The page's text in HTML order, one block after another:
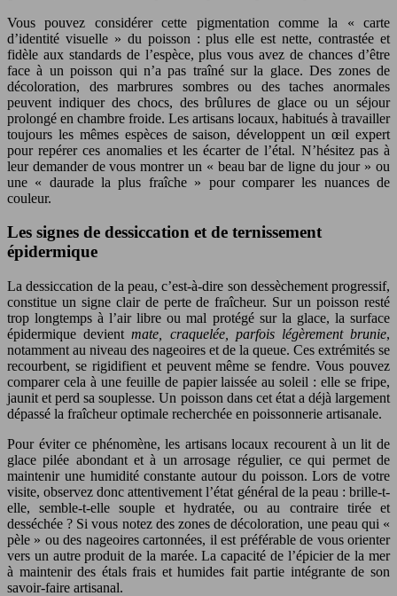
Vous pouvez considérer cette pigmentation comme la « carte
d’identité visuelle » du poisson : plus elle est nette, contrastée et
fidèle aux standards de l’espèce, plus vous avez de chances d’être
face à un poisson qui n’a pas traîné sur la glace. Des zones de
décoloration, des marbrures sombres ou des taches anormales
peuvent indiquer des chocs, des brûlures de glace ou un séjour
prolongé en chambre froide. Les artisans locaux, habitués à travailler
toujours les mêmes espèces de saison, développent un œil expert
pour repérer ces anomalies et les écarter de l’étal. N’hésitez pas à
leur demander de vous montrer un « beau bar de ligne du jour » ou
une « daurade la plus fraîche » pour comparer les nuances de
couleur.
Les signes de dessiccation et de ternissement
épidermique
La dessiccation de la peau, c’est-à-dire son dessèchement progressif,
constitue un signe clair de perte de fraîcheur. Sur un poisson resté
trop longtemps à l’air libre ou mal protégé sur la glace, la surface
épidermique devientmate, craquelée, parfois légèrement brunie,
notamment au niveau des nageoires et de la queue. Ces extrémités se
recourbent, se rigidifient et peuvent même se fendre. Vous pouvez
comparer cela à une feuille de papier laissée au soleil : elle se fripe,
jaunit et perd sa souplesse. Un poisson dans cet état a déjà largement
dépassé la fraîcheur optimale recherchée en poissonnerie artisanale.
Pour éviter ce phénomène, les artisans locaux recourent à un lit de
glace pilée abondant et à un arrosage régulier, ce qui permet de
maintenir une humidité constante autour du poisson. Lors de votre
visite, observez donc attentivement l’état général de la peau : brille-t-
elle, semble-t-elle souple et hydratée, ou au contraire tirée et
desséchée ? Si vous notez des zones de décoloration, une peau qui «
pèle » ou des nageoires cartonnées, il est préférable de vous orienter
vers un autre produit de la marée. La capacité de l’épicier de la mer
à maintenir des étals frais et humides fait partie intégrante de son
savoir-faire artisanal.